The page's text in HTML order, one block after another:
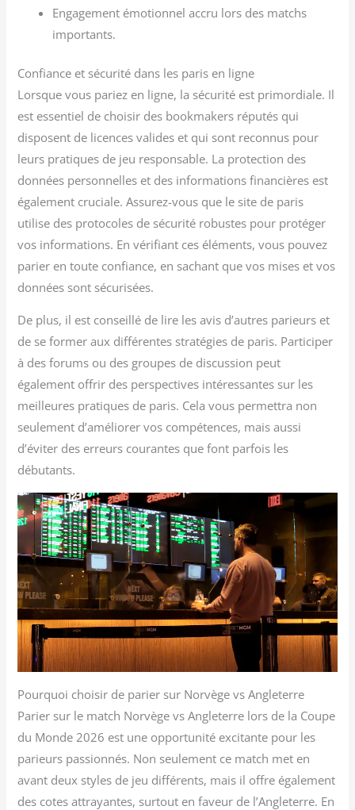
Engagement émotionnel accru lors des matchs
importants.
Confiance et sécurité dans les paris en ligne
Lorsque vous pariez en ligne, la sécurité est primordiale. Il
est essentiel de choisir des bookmakers réputés qui
disposent de licences valides et qui sont reconnus pour
leurs pratiques de jeu responsable. La protection des
données personnelles et des informations financières est
également cruciale. Assurez-vous que le site de paris
utilise des protocoles de sécurité robustes pour protéger
vos informations. En vérifiant ces éléments, vous pouvez
parier en toute confiance, en sachant que vos mises et vos
données sont sécurisées.
De plus, il est conseillé de lire les avis d’autres parieurs et
de se former aux différentes stratégies de paris. Participer
à des forums ou des groupes de discussion peut
également offrir des perspectives intéressantes sur les
meilleures pratiques de paris. Cela vous permettra non
seulement d’améliorer vos compétences, mais aussi
d’éviter des erreurs courantes que font parfois les
débutants.
Pourquoi choisir de parier sur Norvège vs Angleterre
Parier sur le match Norvège vs Angleterre lors de la Coupe
du Monde 2026 est une opportunité excitante pour les
parieurs passionnés. Non seulement ce match met en
avant deux styles de jeu différents, mais il offre également
des cotes attrayantes, surtout en faveur de l’Angleterre. En